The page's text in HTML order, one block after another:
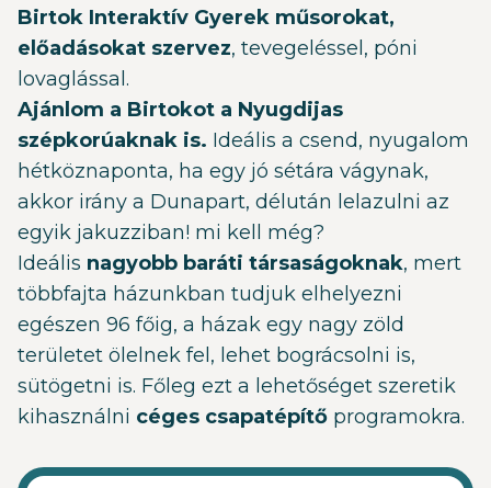
Birtok Interaktív Gyerek műsorokat,
előadásokat szervez, tevegeléssel, póni
lovaglással.
Ajánlom a Birtokot a Nyugdijas
szépkorúaknak is. Ideális a csend, nyugalom
hétköznaponta, ha egy jó sétára vágynak,
akkor irány a Dunapart, délután lelazulni az
egyik jakuzziban! mi kell még?
Ideális nagyobb baráti társaságoknak, mert
többfajta házunkban tudjuk elhelyezni
egészen 96 főig, a házak egy nagy zöld
területet ölelnek fel, lehet bográcsolni is,
sütögetni is. Főleg ezt a lehetőséget szeretik
kihasználni céges csapatépítő programokra.